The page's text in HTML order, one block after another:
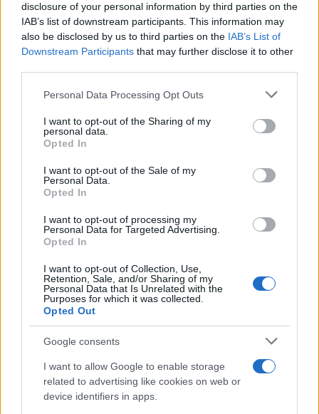
disclosure of your personal information by third parties on the
IAB’s list of downstream participants. This information may
also be disclosed by us to third parties on the IAB’s List of
Downstream Participants that may further disclose it to other
Please note that this website/app uses one or more Google
not limited to your visit or usage behaviour. You may click to
grant or deny consent to Google and its third-party tags to
use your data for below specified purposes in below Google
consent section.
Personal Data Processing Opt Outs
I want to opt-out of the Sharing of my
personal data.
Opted In
I want to opt-out of the Sale of my
Personal Data.
Opted In
I want to opt-out of processing my
Personal Data for Targeted Advertising.
Opted In
I want to opt-out of Collection, Use,
Retention, Sale, and/or Sharing of my
Personal Data that Is Unrelated with the
Purposes for which it was collected.
Opted Out
Google consents
I want to allow Google to enable storage
related to advertising like cookies on web or
device identifiers in apps.
Cómo elegir una carrera STEAM: perfiles
emergentes y competencias clave
Descubre cómo elegir la mejor opción en STEAM:…
CIENCIA Y TECNOLOGÍA
Cómo se estructuran los planes de I+D y